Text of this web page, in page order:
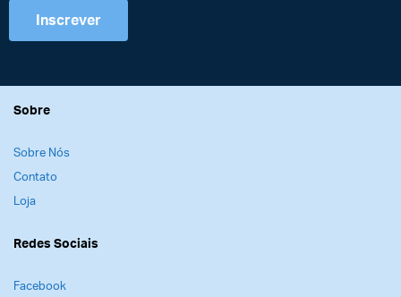
Inscrever
Sobre
Sobre Nós
Contato
Loja
Redes Sociais
Facebook